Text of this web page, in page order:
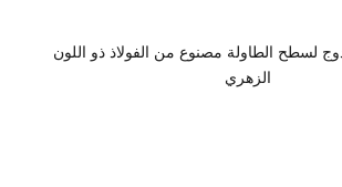
لسطح الطاولة مصنوع من الفولاذ ذو اللون
الزهري